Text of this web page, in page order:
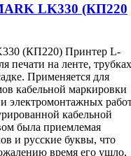
LK330 (КП220
(КП220) Принтер L-
на ленте, трубках
Применяется для
кабельной маркировки
электромонтажных
кабельной
была приемлемая
и русские буквы, что
время его ушло,